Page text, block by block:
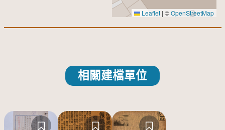
Leaflet | ©OpenStreetMap
相關建檔單位